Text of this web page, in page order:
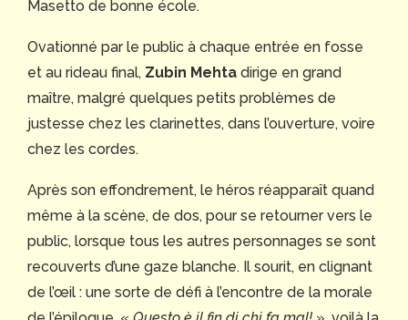
Masetto de bonne école.
Ovationné par le public à chaque entrée en fosse
et au rideau final, Zubin Mehta dirige en grand
maître, malgré quelques petits problèmes de
justesse chez les clarinettes, dans l’ouverture, voire
chez les cordes.
Après son effondrement, le héros réapparaît quand
même à la scène, de dos, pour se retourner vers le
public, lorsque tous les autres personnages se sont
recouverts d’une gaze blanche. Il sourit, en clignant
de l’œil : une sorte de défi à l’encontre de la morale